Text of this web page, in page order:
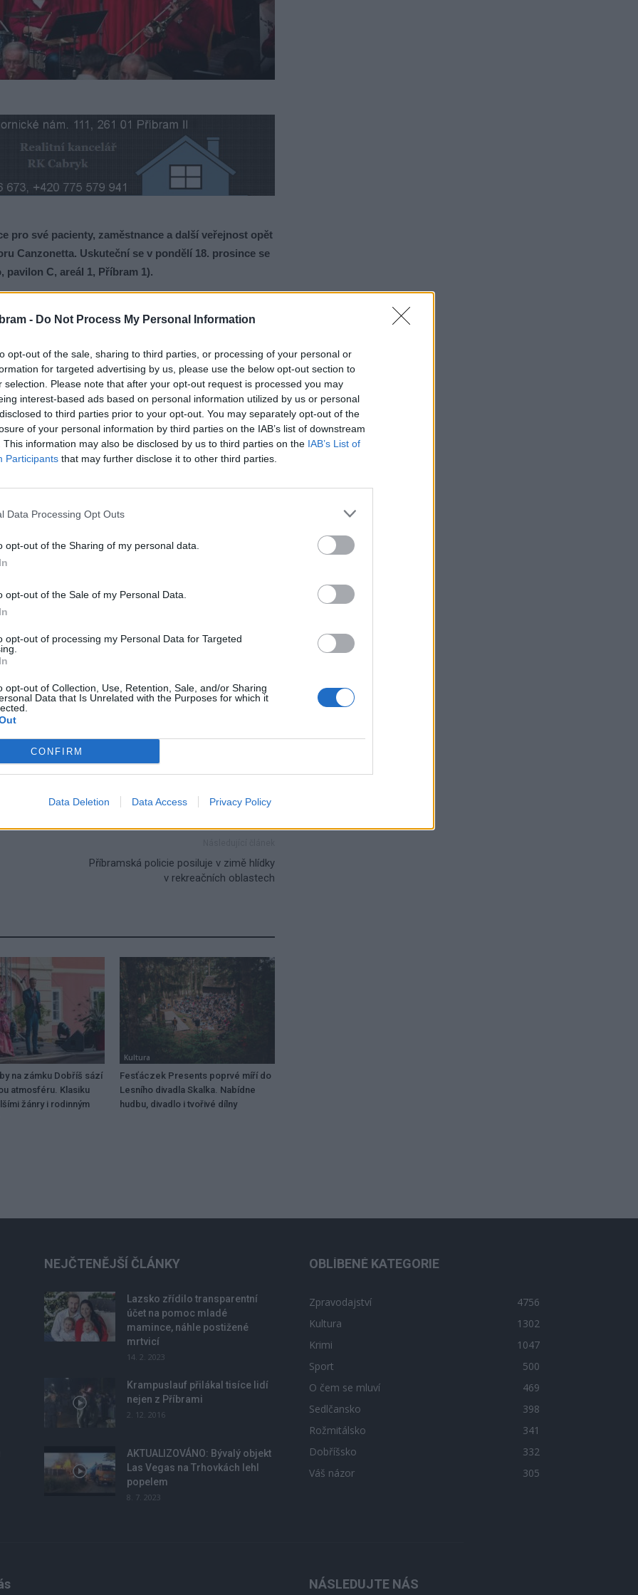
- Do Not Process My Personal Information
opt-out of the sale, sharing to third parties, or processing of your personal or
for targeted advertising by us, please use the below opt-out section to
selection. Please note that after your opt-out request is processed you may
interest-based ads based on personal information utilized by us or personal
to third parties prior to your opt-out. You may separately opt-out of the
of your personal information by third parties on the IAB’s list of downstream
This information may also be disclosed by us to third parties on the IAB’s List of
Participants that may further disclose it to other third parties.
Data Processing Opt Outs
opt-out of the Sharing of my personal data.
opt-out of the Sale of my Personal Data.
opt-out of processing my Personal Data for Targeted
opt-out of Collection, Use, Retention, Sale, and/or Sharing
Data that Is Unrelated with the Purposes for which it
CONFIRM
Data Deletion Data Access Privacy Policy
pro své pacienty, zaměstnance a další veřejnost opět
Canzonetta. Uskuteční se v pondělí 18. prosince se
pavilon C, areál 1, Příbram 1).
která jej vede dodnes. Canzonetta vystupuje za
příbramské nemocnici. Sbor vystupuje na Zahradních
v Příbrami, představila se i v pražské Lucerně
Lubomíra Brabce, Jaroslava Svěceného, Václava
s příbramským Big Bandem. Kromě
skladeb se známými umělci.
muzikálové i filmové písně a skladby, lidové
a koledy. Právě nevšední, pestrý repertoár
která požádala sbor o účinkování na prosincovém
nemocnice, jejich blízcí i široká veřejnost.
živou hudbu a zpěv Canzonetty. Těšíme se na vás,“
Martin Janota.
pomyslnou hranici mezi svými pacienty, zaměstnanci
tuto pomyslnou hranici překročit.
nemocnice Příbram Vánoce
Příbramská policie posiluje v zimě hlídky
v rekreačních oblastech
na zámku Dobříš sází
atmosféru. Klasiku
žánry i rodinným
Kultura
Fesťáczek Presents poprvé míří do
Lesního divadla Skalka. Nabídne
hudbu, divadlo i tvořivé dílny
NEJČTENĚJŠÍ ČLÁNKY
Lazsko zřídilo transparentní
účet na pomoc mladé
mamince, náhle postižené
mrtvicí
14. 2. 2023
Krampuslauf přilákal tisíce lidí
nejen z Příbrami
2. 12. 2016
AKTUALIZOVÁNO: Bývalý objekt
Las Vegas na Trhovkách lehl
popelem
8. 7. 2023
OBLÍBENÉ KATEGORIE
Zpravodajství
4756
Kultura
1302
Krimi
1047
Sport
500
O čem se mluví
469
Sedlčansko
398
Rožmitálsko
341
Dobříšsko
332
Váš názor
305
NÁSLEDUJTE NÁS